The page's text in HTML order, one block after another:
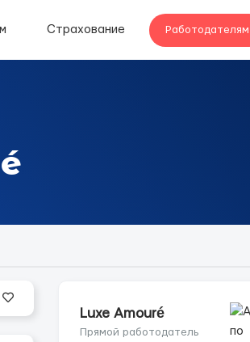
Страхование Работодателям
Luxe Amouré
Прямой работодатель